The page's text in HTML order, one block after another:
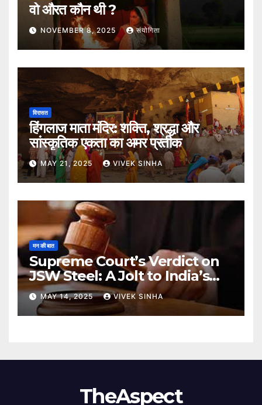
वो औरत कौन थी ?
NOVEMBER 8, 2025 संयोगिता
विरासत
हिंगलाज माता मंदिर: शक्ति, श्रद्धा और
सांस्कृतिक एकता का अमर प्रतीक
MAY 21, 2025 VIVEK SINHA
मन की बात
Supreme Court’s Verdict on
JSW Steel: A Jolt to India’s
Insolvency Framework
MAY 14, 2025 VIVEK SINHA
TheAspect